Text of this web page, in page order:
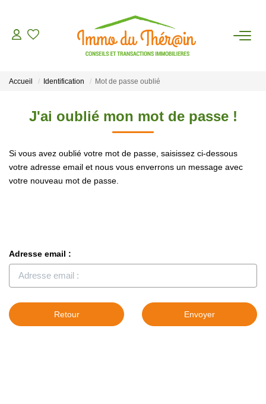
ESTIMER
LOUER
AGENCE
Accueil Identification Mot de passe oublié
J'ai oublié mon mot de passe !
Si vous avez oublié votre mot de passe, saisissez ci-dessous
votre adresse email et nous vous enverrons un message avec
votre nouveau mot de passe.
Adresse email :
Retour Envoyer